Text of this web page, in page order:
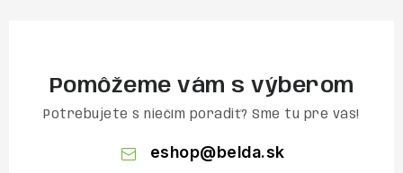
Pomôžeme vám s výberom
Potrebujete s niečím poradiť? Sme tu pre vás!
eshop@belda.sk